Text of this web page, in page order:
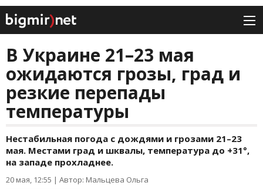
В Украине 21–23 мая
ожидаются грозы, град и
резкие перепады
температуры
Нестабильная погода с дождями и грозами 21–23
мая. Местами град и шквалы, температура до +31°,
на западе прохладнее.
20 мая, 12:55 | Автор: Мальцева Ольга